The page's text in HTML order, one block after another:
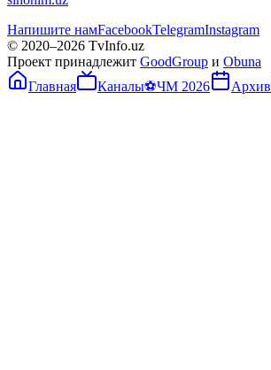
Напишите намFacebookTelegramInstagram
© 2020–2026 TvInfo.uz
Проект принадлежит GoodGroup и Obuna
Главная
Каналы⚽ЧМ 2026 Архив